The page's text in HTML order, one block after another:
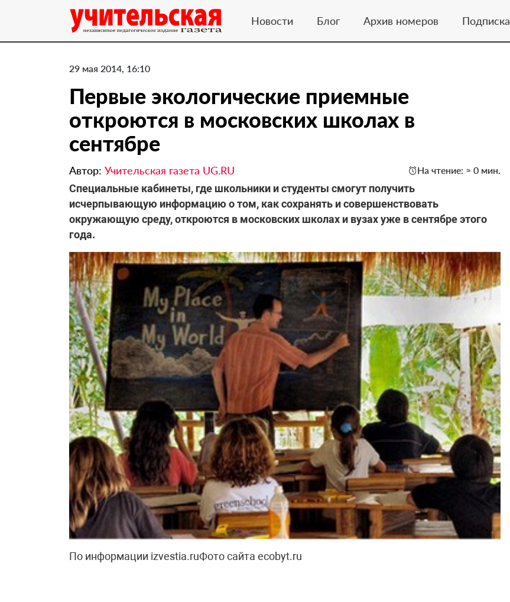
Новости Блог Архив номеров Подписка
29 мая 2014, 16:10
Первые экологические приемные
откроются в московских школах в
сентябре
Автор: Учительская газета UG.RU На чтение: ≈ 0 мин.
Специальные кабинеты, где школьники и студенты смогут получить
исчерпывающую информацию о том, как сохранять и совершенствовать
окружающую среду, откроются в московских школах и вузах уже в сентябре этого
года.
По информации izvestia.ruФото сайта ecobyt.ru